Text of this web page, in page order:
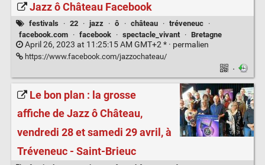
Jazz ô Château Facebook
festivals · 22 · jazz · ô · château · tréveneuc
·
facebook.com
· facebook · spectacle_vivant · Bretagne
April 26, 2023 at 11:25:15 AM GMT+2 * · permalien
https://www.facebook.com/jazzochateau/
·
Le bon plan : la grosse
affiche de Jazz ô Château,
vendredi 28 et samedi 29 avril, à
Tréveneuc - Saint-Brieuc